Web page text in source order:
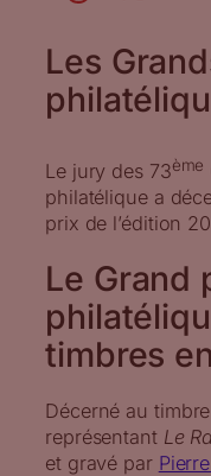
Les
Le jury des 73ème
philatélique a
prix de l’édition
Le Grand
timbres
Décerné au
représentant Le
et gravé par